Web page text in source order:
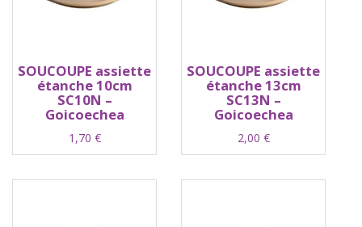
SOUCOUPE assiette
étanche 10cm
SC10N –
Goicoechea
1,70 €
SOUCOUPE assiette
étanche 13cm
SC13N –
Goicoechea
2,00 €